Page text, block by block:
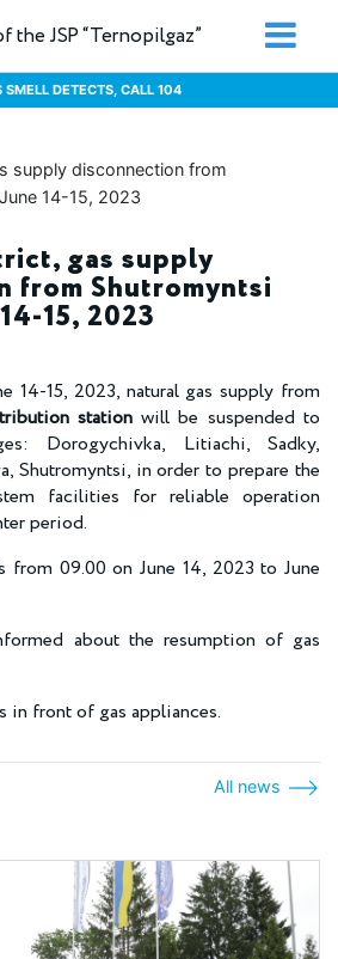
JSP “Ternopilgaz”
SMELL DETECTS, CALL 104
gas supply
from Shutromyntsi
15, 2023
14-15, 2023, natural gas supply from
stationwill be suspended to
Dorogychivka, Litiachi, Sadky,
Shutromyntsi, in order to prepare the
facilities for reliable operation
period.
09.00 on June 14, 2023 to June
about the resumption of gas
in front of gas appliances.
All news